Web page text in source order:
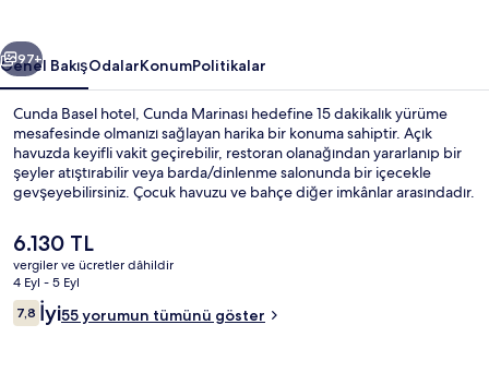
Sonraki
97+
Genel BakışOdalarKonumPolitikalar
Cunda Basel hotel, Cunda Marinası hedefine 15 dakikalık yürüme
mesafesinde olmanızı sağlayan harika bir konuma sahiptir. Açık
havuzda keyifli vakit geçirebilir, restoran olanağından yararlanıp bir
şeyler atıştırabilir veya barda/dinlenme salonunda bir içecekle
gevşeyebilirsiniz. Çocuk havuzu ve bahçe diğer imkânlar arasındadır.
Şu
anki
fiyat
6.130 TL
6.130 TL
vergiler ve ücretler dâhildir
4 Eyl - 5 Eyl
Yorumlar
7,87,8/10
İyi55 yorumun tümünü göster